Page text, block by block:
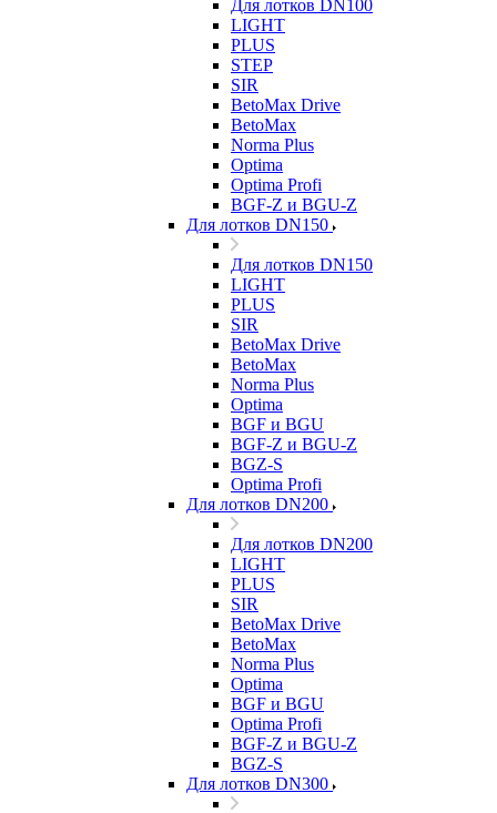
Для лотков DN100
LIGHT
PLUS
STEP
SIR
BetoMax Drive
BetoMax
Norma Plus
Optima
Optima Profi
BGF-Z и BGU-Z
Для лотков DN150
Для лотков DN150
LIGHT
PLUS
SIR
BetoMax Drive
BetoMax
Norma Plus
Optima
BGF и BGU
BGF-Z и BGU-Z
BGZ-S
Optima Profi
Для лотков DN200
Для лотков DN200
LIGHT
PLUS
SIR
BetoMax Drive
BetoMax
Norma Plus
Optima
BGF и BGU
Optima Profi
BGF-Z и BGU-Z
BGZ-S
Для лотков DN300